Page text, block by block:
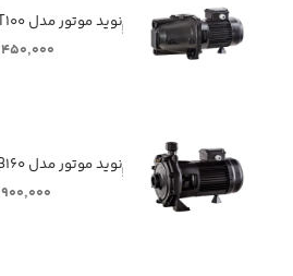
ٖٖٖٖٖنوید موتور مدل CAMT۱۰۰
۵,۴۵۰,۰۰۰
ٖٖٖٖٖنوید موتور مدل CB۱۶۰
۹,۹۰۰,۰۰۰